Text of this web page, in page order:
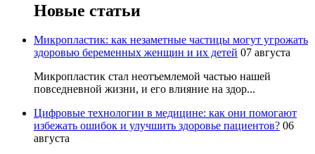
Новые статьи
Микропластик: как незаметные частицы могут угрожать
здоровью беременных женщин и их детей 07 августа
Микропластик стал неотъемлемой частью нашей
повседневной жизни, и его влияние на здор...
Цифровые технологии в медицине: как они помогают
избежать ошибок и улучшить здоровье пациентов? 06
августа